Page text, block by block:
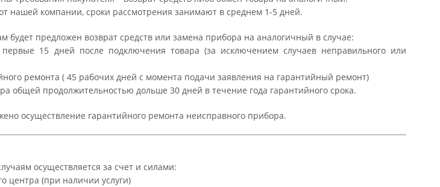
нашей компании, сроки рассмотрения занимают в среднем 1-5 дней.
будет предложен возврат средств или замена прибора на аналогичный в случае:
15 дней после подключения товара (за исключением случаев неправильного или
ремонта ( 45 рабочих дней с момента подачи заявления на гарантийный ремонт)
общей продолжительностью дольше 30 дней в течение года гарантийного срока.
осуществление гарантийного ремонта неисправного прибора.
осуществляется за счет и силами:
центра (при наличии услуги)